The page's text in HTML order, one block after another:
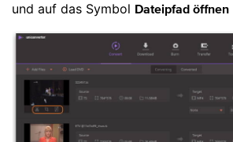
und auf das Symbol Dateipfad öffnen